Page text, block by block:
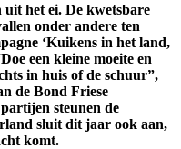
uit het ei. De kwetsbare
onder andere ten
‘Kuikens in het land,
een kleine moeite en
in huis of de schuur”,
de Bond Friese
steunen de
sluit dit jaar ook aan,
komt.